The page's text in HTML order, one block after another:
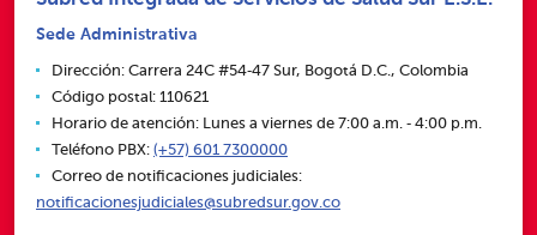
Sede Administrativa
Dirección: Carrera 24C #54‑47 Sur, Bogotá D.C., Colombia
Código postal: 110621
Horario de atención: Lunes a viernes de 7:00 a.m. ‑ 4:00 p.m.
Teléfono PBX: (+57) 601 7300000
Correo de notificaciones judiciales:
notificacionesjudiciales@subredsur.gov.co